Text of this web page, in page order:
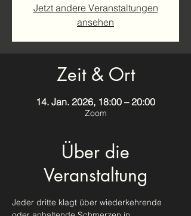
Jetzt andere Veranstaltungen
ansehen
Zeit & Ort
14. Jan. 2026, 18:00 – 20:00
Zoom
Über die
Veranstaltung
Jeder dritte klagt über wiederkehrende